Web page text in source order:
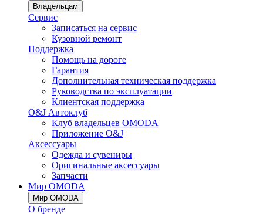
Владельцам
Сервис
Записаться на сервис
Кузовной ремонт
Поддержка
Помощь на дороге
Гарантия
Дополнительная техническая поддержка
Руководства по эксплуатации
Клиентская поддержка
O&J Автоклуб
Клуб владельцев OMODA
Приложение O&J
Аксессуары
Одежда и сувениры
Оригинальные аксессуары
Запчасти
Мир OMODA
Мир OMODA
О бренде